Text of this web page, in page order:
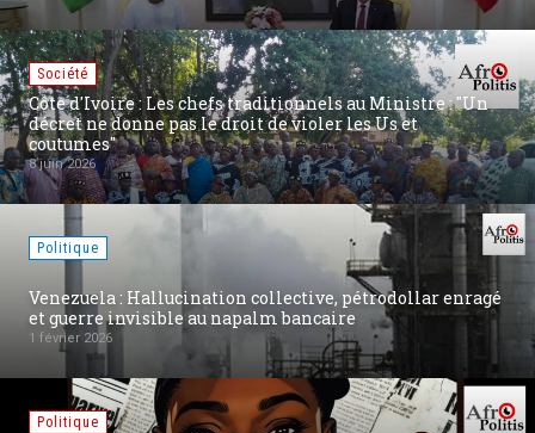
Société
Côte d'Ivoire : Les chefs traditionnels au Ministre : "Un
décret ne donne pas le droit de violer les Us et
coutumes"
8 juin 2026
Politique
Venezuela : Hallucination collective, pétrodollar enragé
et guerre invisible au napalm bancaire
1 février 2026
Politique